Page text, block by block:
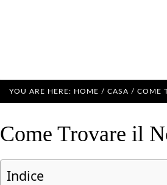
YOU ARE HERE: HOME / CASA / COME
Come Trovare il
Indice